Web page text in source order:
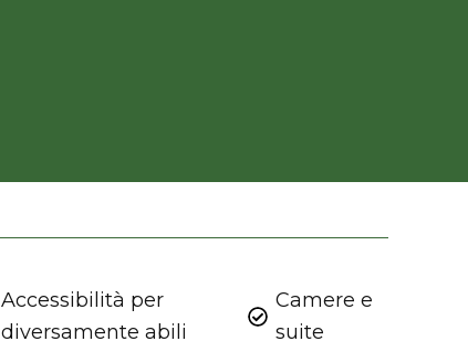
Accessibilità per
diversamente abili
Camere e
suite